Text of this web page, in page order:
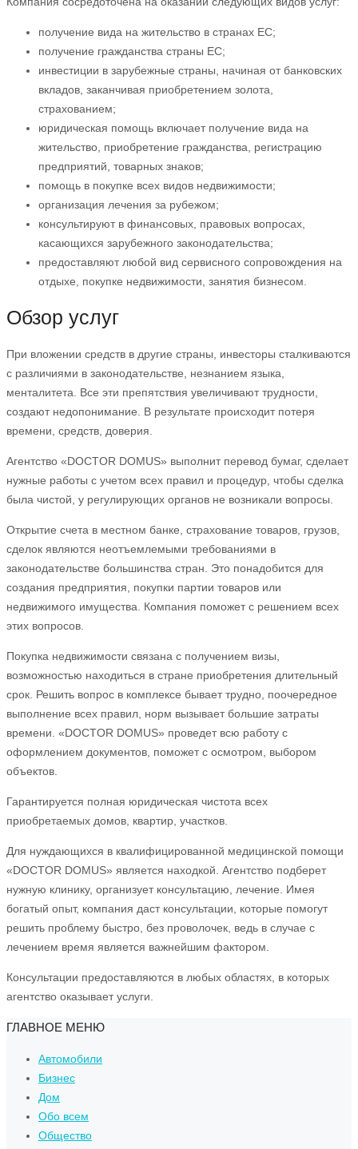
получение вида на жительство в странах ЕС;
получение гражданства страны ЕС;
инвестиции в зарубежные страны, начиная от банковских
вкладов, заканчивая приобретением золота,
страхованием;
юридическая помощь включает получение вида на
жительство, приобретение гражданства, регистрацию
предприятий, товарных знаков;
помощь в покупке всех видов недвижимости;
организация лечения за рубежом;
консультируют в финансовых, правовых вопросах,
касающихся зарубежного законодательства;
предоставляют любой вид сервисного сопровождения на
отдыхе, покупке недвижимости, занятия бизнесом.
Обзор услуг
При вложении средств в другие страны, инвесторы сталкиваются
с различиями в законодательстве, незнанием языка,
менталитета. Все эти препятствия увеличивают трудности,
создают недопонимание. В результате происходит потеря
времени, средств, доверия.
Агентство «DOCTOR DOMUS» выполнит перевод бумаг, сделает
нужные работы с учетом всех правил и процедур, чтобы сделка
была чистой, у регулирующих органов не возникали вопросы.
Открытие счета в местном банке, страхование товаров, грузов,
сделок являются неотъемлемыми требованиями в
законодательстве большинства стран. Это понадобится для
создания предприятия, покупки партии товаров или
недвижимого имущества. Компания поможет с решением всех
этих вопросов.
Покупка недвижимости связана с получением визы,
возможностью находиться в стране приобретения длительный
срок. Решить вопрос в комплексе бывает трудно, поочередное
выполнение всех правил, норм вызывает большие затраты
времени. «DOCTOR DOMUS» проведет всю работу с
оформлением документов, поможет с осмотром, выбором
объектов.
Гарантируется полная юридическая чистота всех
приобретаемых домов, квартир, участков.
Для нуждающихся в квалифицированной медицинской помощи
«DOCTOR DOMUS» является находкой. Агентство подберет
нужную клинику, организует консультацию, лечение. Имея
богатый опыт, компания даст консультации, которые помогут
решить проблему быстро, без проволочек, ведь в случае с
лечением время является важнейшим фактором.
Консультации предоставляются в любых областях, в которых
агентство оказывает услуги.
ГЛАВНОЕ МЕНЮ
Автомобили
Бизнес
Дом
Обо всем
Общество